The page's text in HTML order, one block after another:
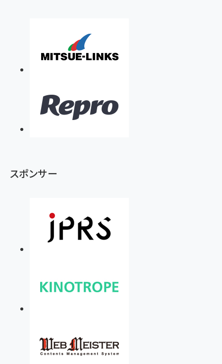
スポンサー